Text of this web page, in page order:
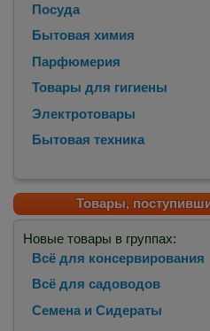
Посуда
Бытовая химия
Парфюмерия
Товары для гигиены
Электротовары
Бытовая техника
Товары,
Новые товары в группах:
Всё для консервирования
Всё для садоводов
Семена и Сидераты